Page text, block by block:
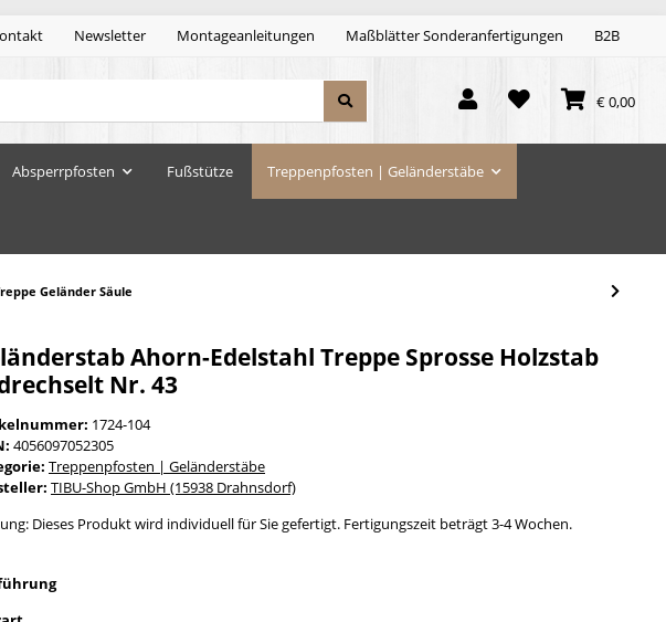
Newsletter Montageanleitungen Maßblätter Sonderanfertigungen B2B
€ 0,00
Absperrpfosten Fußstütze Treppenpfosten | Geländerstäbe
Geländer Säule
Ahorn-Edelstahl Treppe Sprosse Holzstab
Nr. 43
1724-104
4056097052305
Treppenpfosten | Geländerstäbe
TIBU-Shop GmbH (15938 Drahnsdorf)
Dieses Produkt wird individuell für Sie gefertigt. Fertigungszeit beträgt 3-4 Wochen.